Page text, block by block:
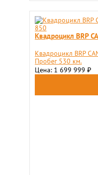
Квадроцикл BRP
Квадроцикл BRP
Пробег 530 км.
Цена: 1 699 999 ₽